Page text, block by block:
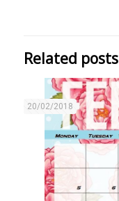
Related posts
20/02/2018